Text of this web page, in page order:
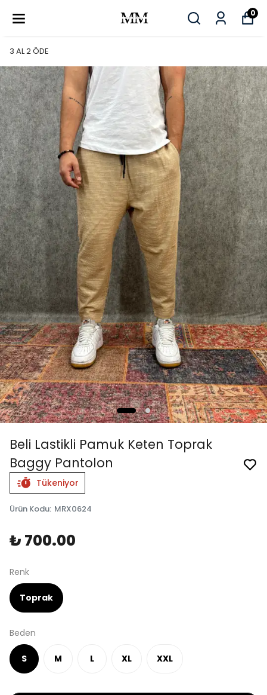
0
3 AL 2 ÖDE
Beli Lastikli Pamuk Keten Toprak
Baggy Pantolon
Tükeniyor
Ürün Kodu: MRX0624
₺ 700.00
Renk
Toprak
Beden
S M L XL XXL